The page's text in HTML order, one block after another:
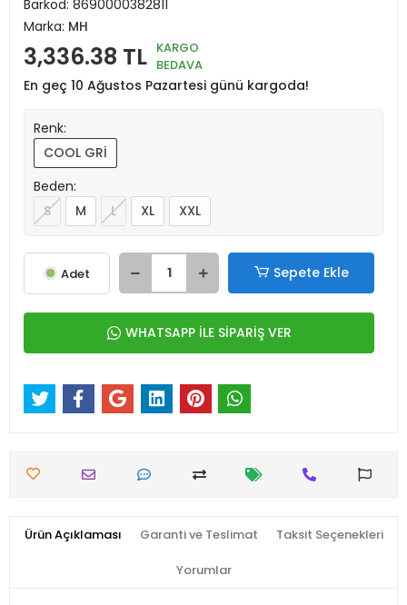
Barkod: 8690000382811
Marka: MH
3,336.38 TL KARGO
BEDAVA
En geç 10 Ağustos Pazartesi günü kargoda!
Renk:
COOL GRİ
Beden:
S
M L XL XXL
Adet Sepete Ekle
WHATSAPP İLE SİPARİŞ VER
Ürün Açıklaması Garanti ve Teslimat Taksit Seçenekleri
Yorumlar